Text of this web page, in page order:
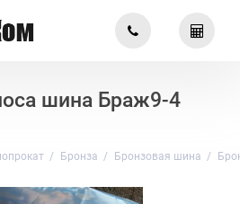
шина Браж9-4
Бронза Бронзовая шина